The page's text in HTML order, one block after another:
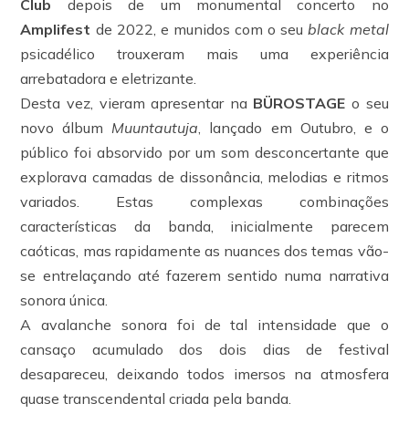
Club depois de um monumental concerto no
Amplifest de 2022, e munidos com o seublack metal
psicadélico trouxeram mais uma experiência
arrebatadora e eletrizante.
Desta vez, vieram apresentar na BÜROSTAGE o seu
novo álbumMuuntautuja, lançado em Outubro, e o
público foi absorvido por um som desconcertante que
explorava camadas de dissonância, melodias e ritmos
variados. Estas complexas combinações
características da banda, inicialmente parecem
caóticas, mas rapidamente as nuances dos temas vão-
se entrelaçando até fazerem sentido numa narrativa
sonora única.
A avalanche sonora foi de tal intensidade que o
cansaço acumulado dos dois dias de festival
desapareceu, deixando todos imersos na atmosfera
quase transcendental criada pela banda.